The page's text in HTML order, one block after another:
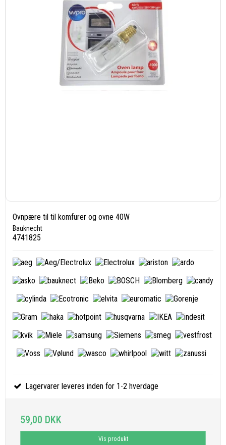
Ovnpære til til komfurer og ovne 40W
Bauknecht
4741825
Lagervarer leveres inden for 1-2 hverdage
59,00 DKK
Vis produkt